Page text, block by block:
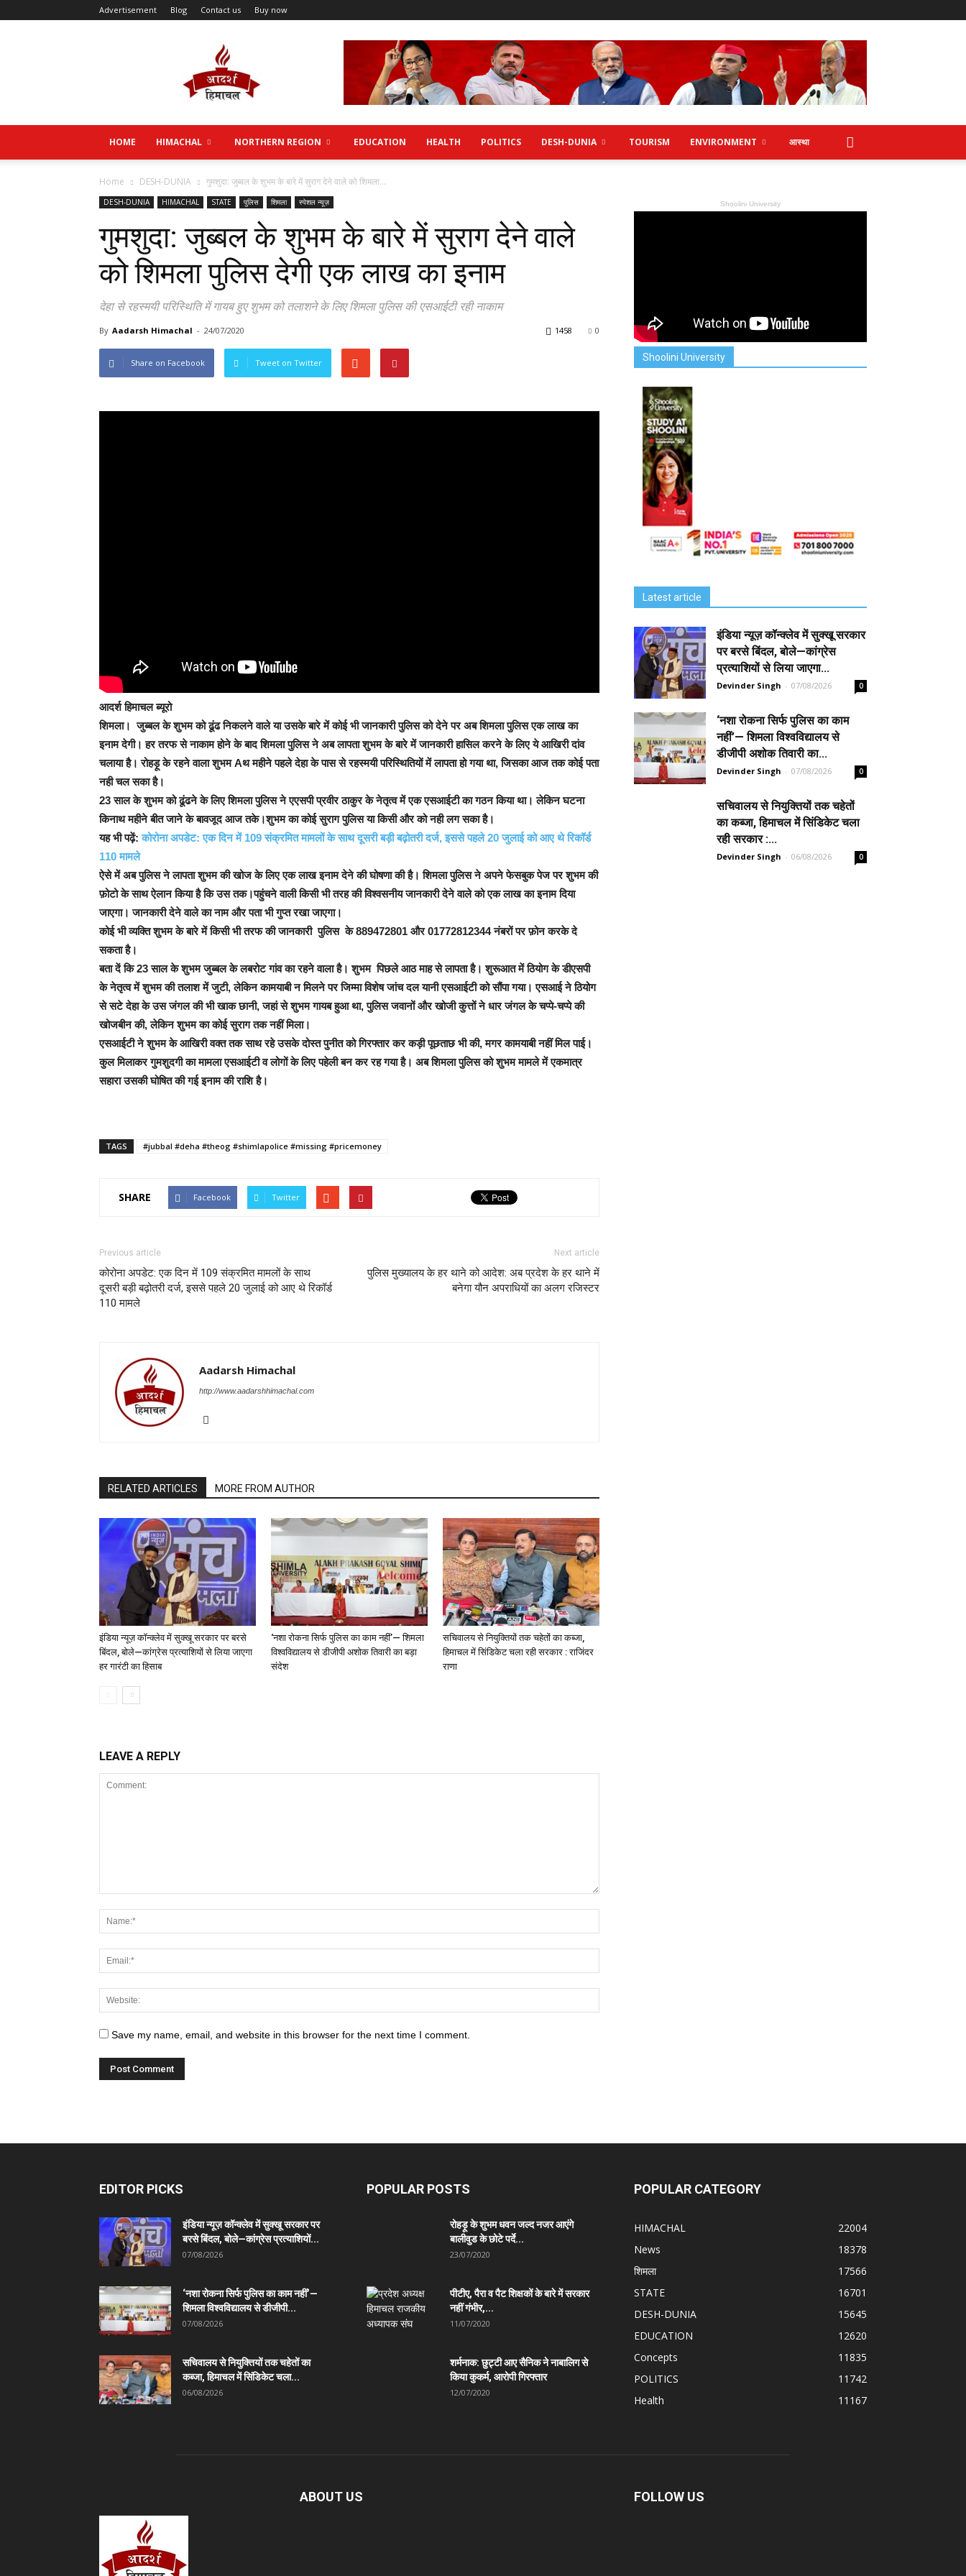
Advertisement Blog Contact us Buy now
HOME HIMACHAL NORTHERN REGION EDUCATION HEALTH POLITICS DESH-DUNIA TOURISM ENVIRONMENT आस्था
Home DESH-DUNIA गुमशुदा: जुब्बल के शुभम के बारे में सुराग देने वाले को शिमला...
DESH-DUNIA HIMACHAL STATE पुलिस शिमला स्पेशल न्यूज़
गुमशुदा: जुब्बल के शुभम के बारे में सुराग देने वाले
को शिमला पुलिस देगी एक लाख का इनाम
देहा से रहस्मयी परिस्थिति में गायब हुए शुभम को तलाशने के लिए शिमला पुलिस की एसआईटी रही नाकाम
By Aadarsh Himachal - 24/07/2020 0
1458
Share on Facebook Tweet on Twitter
आदर्श हिमाचल ब्यूरो
शिमला। जुब्बल के शुभम को ढूंढ निकलने वाले या उसके बारे में कोई भी जानकारी पुलिस को देने पर अब शिमला पुलिस एक लाख का
इनाम देगी। हर तरफ से नाकाम होने के बाद शिमला पुलिस ने अब लापता शुभम के बारे में जानकारी हासिल करने के लिए ये आखिरी दांव
चलाया है। रोहड़ू के रहने वाला शुभम Aथ महीने पहले देहा के पास से रहस्मयी परिस्थितियों में लापता हो गया था, जिसका आज तक कोई पता
नही चल सका है।
23 साल के शुभम को ढूंढने के लिए शिमला पुलिस ने एएसपी प्रवीर ठाकुर के नेतृत्व में एक एसआईटी का गठन किया था। लेकिन घटना
किनाथ महीने बीत जाने के बावजूद आज तके।शुभम का कोई सुराग पुलिस या किसी और को नही लग सका है।
यह भी पढ़ें:कोरोना अपडेट: एक दिन में 109 संक्रमित मामलों के साथ दूसरी बड़ी बढ़ोतरी दर्ज, इससे पहले 20 जुलाई को आए थे रिकॉर्ड
110 मामले
ऐसे में अब पुलिस ने लापता शुभम की खोज के लिए एक लाख इनाम देने की घोषणा की है। शिमला पुलिस ने अपने फेसबुक पेज पर शुभम की
फ़ोटो के साथ ऐलान किया है कि उस तक।पहुंचने वाली किसी भी तरह की विश्वसनीय जानकारी देने वाले को एक लाख का इनाम दिया
जाएगा। जानकारी देने वाले का नाम और पता भी गुप्त रखा जाएगा।
कोई भी व्यक्ति शुभम के बारे में किसी भी तरफ की जानकारी पुलिस के 889472801 और 01772812344 नंबरों पर फ़ोन करके दे
सकता है।
बता दें कि 23 साल के शुभम जुब्बल के लबरोट गांव का रहने वाला है। शुभम पिछले आठ माह से लापता है। शुरूआत में ठियोग के डीएसपी
के नेतृत्व में शुभम की तलाश में जुटी, लेकिन कामयाबी न मिलने पर जिम्मा विशेष जांच दल यानी एसआईटी को सौंपा गया। एसआई ने ठियोग
से सटे देहा के उस जंगल की भी खाक छानी, जहां से शुभम गायब हुआ था, पुलिस जवानों और खोजी कुत्तों ने धार जंगल के चप्पे-चप्पे की
खोजबीन की, लेकिन शुभम का कोई सुराग तक नहीं मिला।
एसआईटी ने शुभम के आखिरी वक्त तक साथ रहे उसके दोस्त पुनीत को गिरफ्तार कर कड़ी पूछताछ भी की, मगर कामयाबी नहीं मिल पाई।
कुल मिलाकर गुमशुदगी का मामला एसआईटी व लोगों के लिए पहेली बन कर रह गया है। अब शिमला पुलिस को शुभम मामले में एकमात्र
सहारा उसकी घोषित की गई इनाम की राशि है।
TAGS #jubbal #deha #theog #shimlapolice #missing #pricemoney
SHARE Facebook Twitter
Previous article
कोरोना अपडेट: एक दिन में 109 संक्रमित मामलों के साथ
दूसरी बड़ी बढ़ोतरी दर्ज, इससे पहले 20 जुलाई को आए थे रिकॉर्ड
110 मामले
Next article
पुलिस मुख्यालय के हर थाने को आदेश: अब प्रदेश के हर थाने में
बनेगा यौन अपराधियों का अलग रजिस्टर
Aadarsh Himachal
http://www.aadarshhimachal.com
RELATED ARTICLES MORE FROM AUTHOR
इंडिया न्यूज़ कॉन्क्लेव में सुक्खू सरकार पर बरसे
बिंदल, बोले—कांग्रेस प्रत्याशियों से लिया जाएगा
हर गारंटी का हिसाब
‘नशा रोकना सिर्फ पुलिस का काम नहीं’— शिमला
विश्वविद्यालय से डीजीपी अशोक तिवारी का बड़ा
संदेश
सचिवालय से नियुक्तियों तक चहेतों का कब्जा,
हिमाचल में सिंडिकेट चला रही सरकार : राजिंदर
राणा
LEAVE A REPLY
Save my name, email, and website in this browser for the next time I comment.
Shoolini University
Shoolini University
Latest article
इंडिया न्यूज़ कॉन्क्लेव में सुक्खू सरकार
पर बरसे बिंदल, बोले—कांग्रेस
प्रत्याशियों से लिया जाएगा...
Devinder Singh - 07/08/2026 0
‘नशा रोकना सिर्फ पुलिस का काम
नहीं’— शिमला विश्वविद्यालय से
डीजीपी अशोक तिवारी का...
Devinder Singh - 07/08/2026 0
सचिवालय से नियुक्तियों तक चहेतों
का कब्जा, हिमाचल में सिंडिकेट चला
रही सरकार :...
Devinder Singh - 06/08/2026 0
EDITOR PICKS
इंडिया न्यूज़ कॉन्क्लेव में सुक्खू सरकार पर
बरसे बिंदल, बोले—कांग्रेस प्रत्याशियों...
07/08/2026
‘नशा रोकना सिर्फ पुलिस का काम नहीं’—
शिमला विश्वविद्यालय से डीजीपी...
07/08/2026
सचिवालय से नियुक्तियों तक चहेतों का
कब्जा, हिमाचल में सिंडिकेट चला...
06/08/2026
POPULAR POSTS
रोहड़ू के शुभम धवन जल्द नजर आएंगे
बालीवुड के छोटे पर्दे...
23/07/2020
पीटीए, पैरा व पैट शिक्षकों के बारे में सरकार
नहीं गंभीर,...
11/07/2020
शर्मनाक: छुट्टी आए सैनिक ने नाबालिग से
किया कुकर्म, आरोपी गिरफ्तार
12/07/2020
POPULAR CATEGORY
HIMACHAL
22004
News
18378
शिमला
17566
STATE
16701
DESH-DUNIA
15645
EDUCATION
12620
Concepts
11835
POLITICS
11742
Health
11167
ABOUT US FOLLOW US